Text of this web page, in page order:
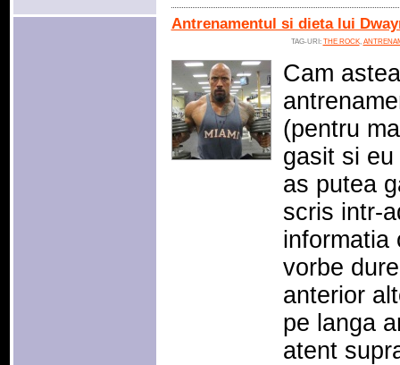
Antrenamentul si dieta lui
TAG-URI: THE ROCK,
Cam
(pentru
gasit si
as putea
scris intr-
informatia
vorbe
anterior
pe langa
atent